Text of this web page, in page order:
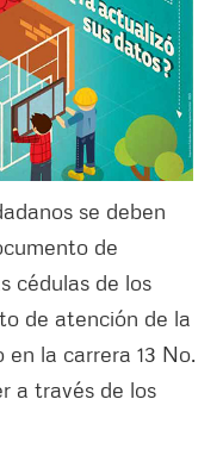
se deben
de
cédulas de los
de atención de la
la carrera 13 No.
a través de los